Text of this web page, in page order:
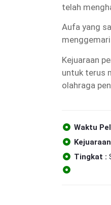
telah
Aufa yang
Kejuaraan
untuk terus
olahraga
Waktu
Tingkat :